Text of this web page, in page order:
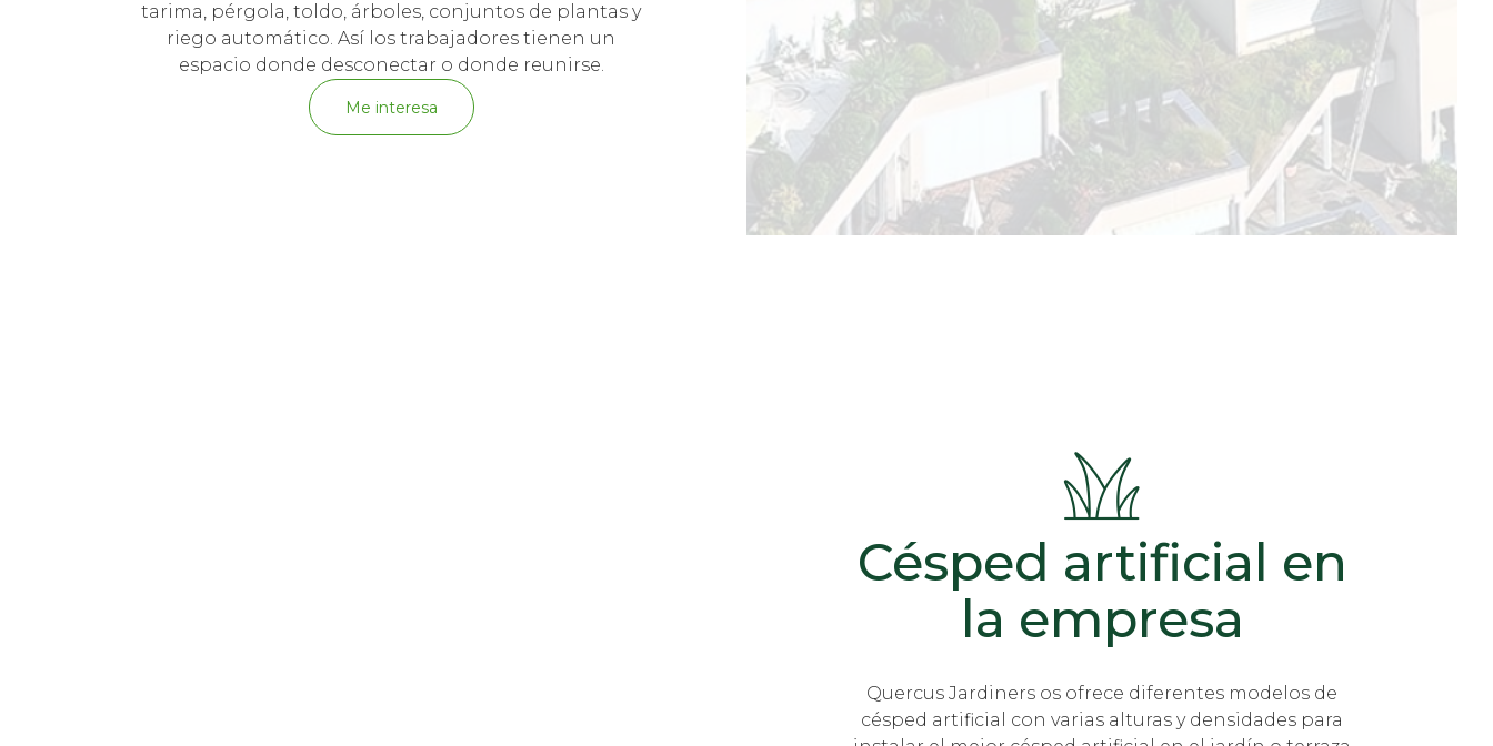
tarima, pérgola, toldo, árboles, conjuntos de plantas y
riego automático. Así los trabajadores tienen un
espacio donde desconectar o donde reunirse.
Me interesa
Césped artificial en
la empresa
Quercus Jardiners os ofrece diferentes modelos de
césped artificial con varias alturas y densidades para